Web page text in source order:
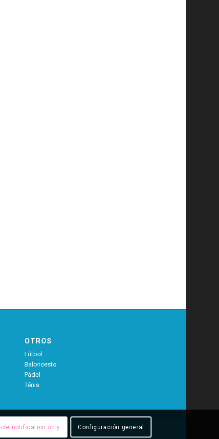
OTROS
Fútbol
Baloncesto
Pádel
Ténis
notification only Configuración general